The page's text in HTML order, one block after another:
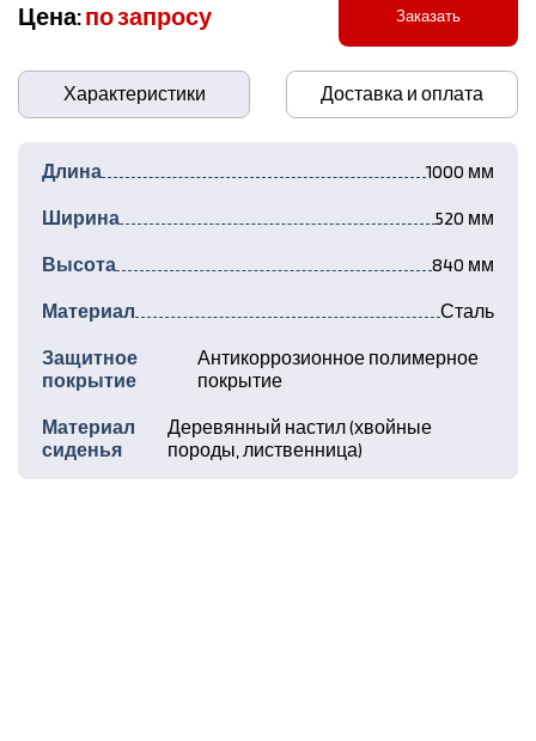
Цена:по запросу Заказать
Характеристики Доставка и оплата
Длина 1000 мм
Ширина 520 мм
Высота 840 мм
Материал Сталь
Защитное
покрытие
Антикоррозионное полимерное
покрытие
Материал
сиденья
Деревянный настил (хвойные
породы, лиственница)